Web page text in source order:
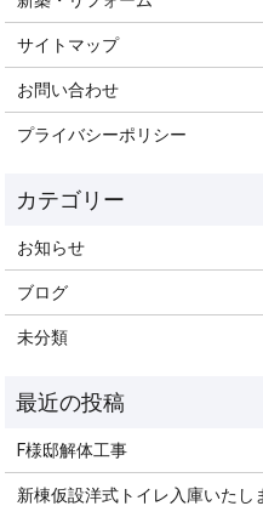
サイトマップ
お問い合わせ
プライバシーポリシー
お知らせ
ブログ
未分類
F様邸解体工事
新棟仮設洋式トイレ入庫いたし